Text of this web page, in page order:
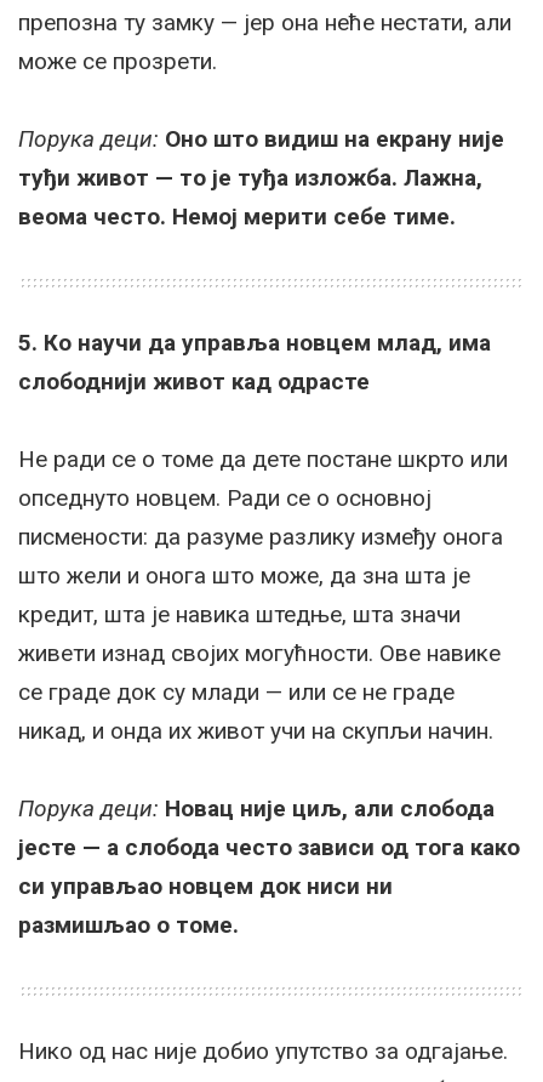
препозна ту замку — јер она неће нестати, али
може се прозрети.
Порука деци: Оно што видиш на екрану није
туђи живот — то је туђа изложба. Лажна,
веома често. Немој мерити себе тиме.
5. Ко научи да управља новцем млад, има
слободнији живот кад одрасте
Не ради се о томе да дете постане шкрто или
опседнуто новцем. Ради се о основној
писмености: да разуме разлику између онога
што жели и онога што може, да зна шта је
кредит, шта је навика штедње, шта значи
живети изнад својих могућности. Ове навике
се граде док су млади — или се не граде
никад, и онда их живот учи на скупљи начин.
Порука деци: Новац није циљ, али слобода
јесте — а слобода често зависи од тога како
си управљао новцем док ниси ни
размишљао о томе.
Нико од нас није добио упутство за одгајање.